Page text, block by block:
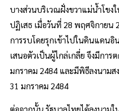
บางส่วนบริเวณฝั่งขวาแม่น้ำโขง
ปฏิเสธ เมื่อวันที่ 28 พฤศจิกายน
การรบโดยรุกเข้าไปในดินแดน
เสนอตัวเป็นผู้ไกล่เกลี่ย จึงมีกา
มกราคม 2484 และมีพิธีลงนาม
31 มกราคม 2484